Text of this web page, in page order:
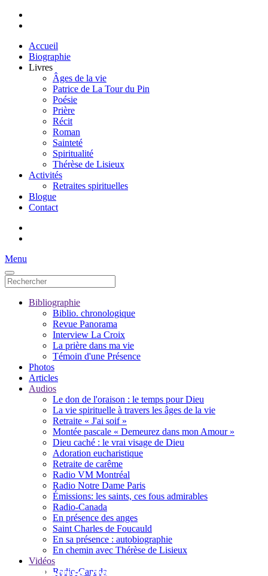
Accueil
Biographie
Livres
Âges de la vie
Patrice de La Tour du Pin
Poésie
Prière
Récit
Roman
Sainteté
Spiritualité
Thérèse de Lisieux
Activités
Retraites spirituelles
Blogue
Contact
Menu
Bibliographie
Biblio. chronologique
Revue Panorama
Interview La Croix
La prière dans ma vie
Témoin d'une Présence
Photos
Articles
Audios
Le don de l'oraison : le temps pour Dieu
La vie spirituelle à travers les âges de la vie
Retraite « J'ai soif »
Montée pascale « Demeurez dans mon Amour »
Dieu caché : le vrai visage de Dieu
Adoration eucharistique
Retraite de carême
Radio VM Montréal
Radio Notre Dame Paris
Émissions: les saints, ces fous admirables
Radio-Canada
En présence des anges
Saint Charles de Foucauld
En sa présence : autobiographie
En chemin avec Thérèse de Lisieux
Vidéos
Radio-Canada